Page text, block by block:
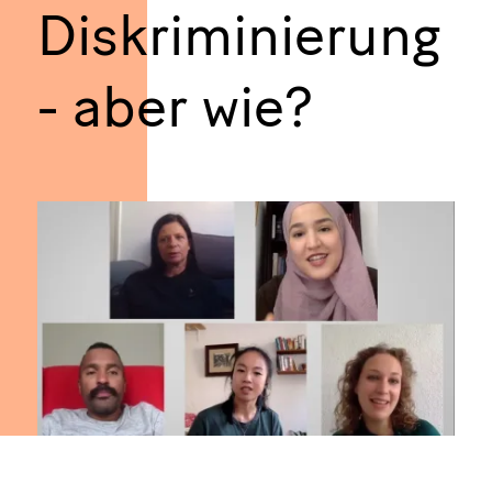
Diskriminierung
- aber wie?